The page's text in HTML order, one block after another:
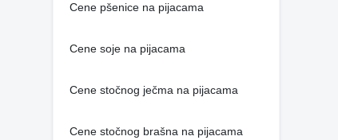
Cene pšenice na pijacama
Cene soje na pijacama
Cene stočnog ječma na pijacama
Cene stočnog brašna na pijacama